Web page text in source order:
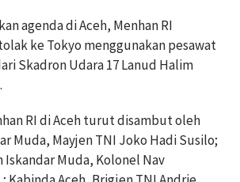
agenda di Aceh, Menhan RI
ke Tokyo menggunakan pesawat
Skadron Udara 17 Lanud Halim
RI di Aceh turut disambut oleh
Muda, Mayjen TNI Joko Hadi Susilo;
Muda, Kolonel Nav